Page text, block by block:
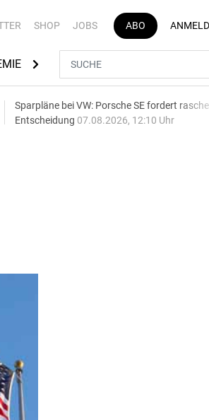
SHOP JOBS ABO
AUTOMARKEN
Sparpläne bei VW: Porsche SE fordert rasche
Entscheidung 07.08.2026, 12:10 Uhr